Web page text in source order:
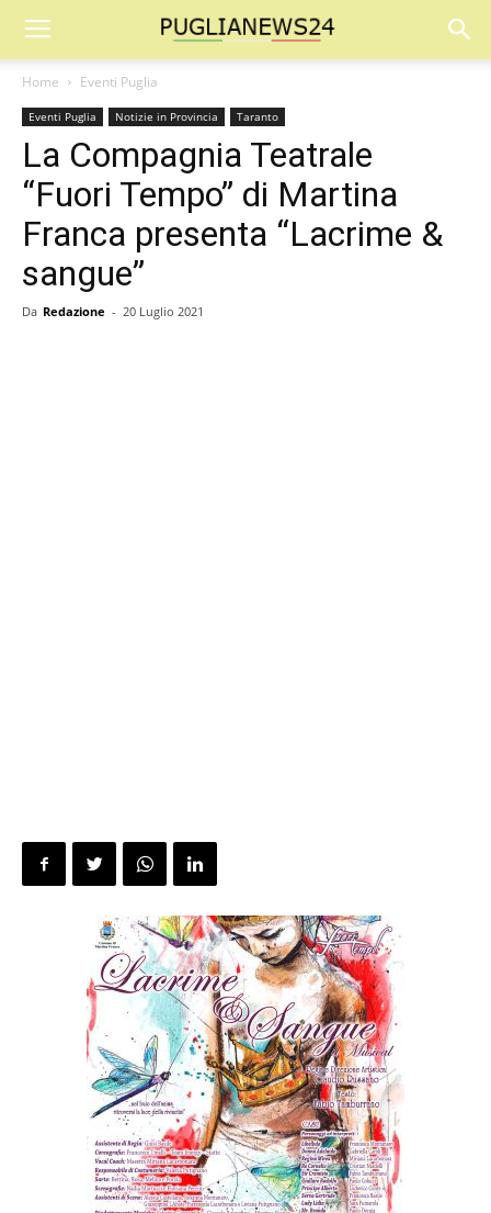
Home Eventi Puglia
Eventi Puglia Notizie in Provincia Taranto
La Compagnia Teatrale
“Fuori Tempo” di Martina
Franca presenta “Lacrime &
sangue”
Da Redazione - 20 Luglio 2021